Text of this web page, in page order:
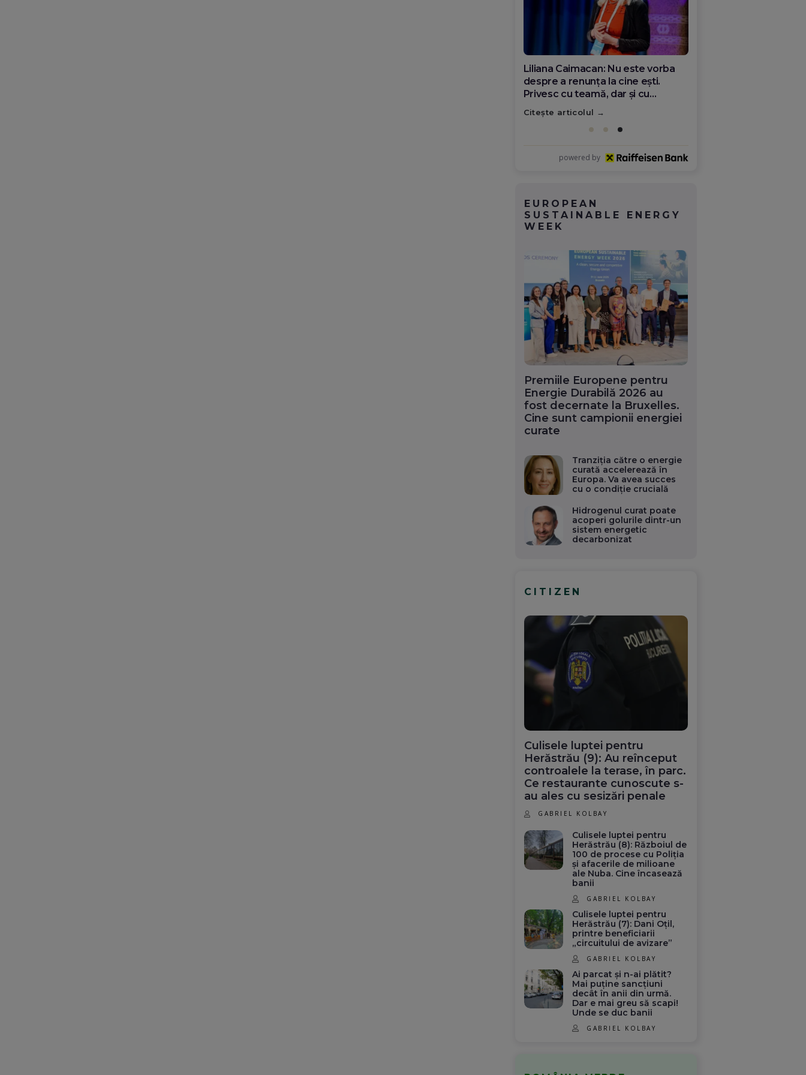
Diana Olar, românca de la Google
care demonstrează că diaspora
poate schimba România
Citește articolul
powered by
EUROPEAN
SUSTAINABLE ENERGY
WEEK
Premiile Europene pentru
Energie Durabilă 2026 au
fost decernate la Bruxelles.
Cine sunt campionii energiei
curate
Tranziția către o energie
curată accelerează în
Europa. Va avea succes
cu o condiție crucială
Hidrogenul curat poate
acoperi golurile dintr-un
sistem energetic
decarbonizat
CITIZEN
Culisele luptei pentru
Herăstrău (9): Au reînceput
controalele la terase, în parc.
Ce restaurante cunoscute s-
au ales cu sesizări penale
GABRIEL KOLBAY
Culisele luptei pentru
Herăstrău (8): Războiul de
100 de procese cu Poliția
și afacerile de milioane
ale Nuba. Cine încasează
banii
GABRIEL KOLBAY
Culisele luptei pentru
Herăstrău (7): Dani Oțil,
printre beneficiarii
„circuitului de avizare”
GABRIEL KOLBAY
Ai parcat și n-ai plătit?
Mai puține sancțiuni
decât în anii din urmă.
Dar e mai greu să scapi!
Unde se duc banii
GABRIEL KOLBAY